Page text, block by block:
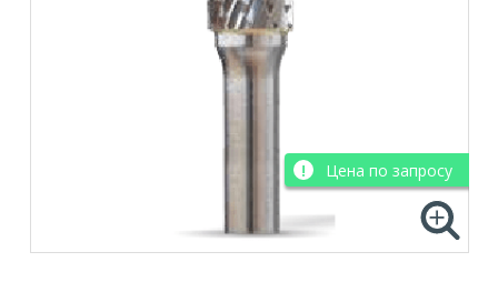
Цена по запросу